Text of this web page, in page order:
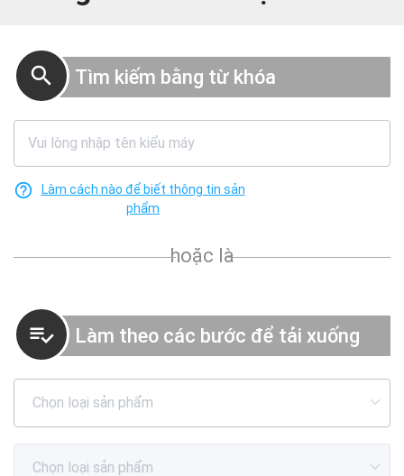
Tìm kiếm bằng từ khóa
search
help_outline
Làm cách nào để biết thông tin sản
phẩm
hoặc là
Làm theo các bước để tải xuống
playlist_add_check